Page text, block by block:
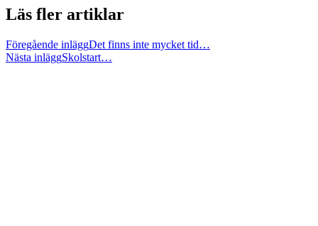
Läs fler artiklar
Föregående inläggDet finns inte mycket tid…
Nästa inläggSkolstart…